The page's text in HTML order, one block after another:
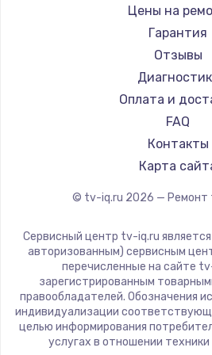
Замена
1600 руб.
Ремонт разъема
880 руб.
Заказать
Замена
Заказать
Замена
2600 руб.
Заказать
Daewoo
Centek
Telefunken
Hyundai
Doffler
Hiper
Grundig
HITACHI
Yandex
National
iFFALCON
Tuvio
Nord
Цены на
Гарантия
Отзывы
Оплата и
FAQ
Контакты
Карта
© tv-iq.ru 2026 — Ремонт
Сервисный центр tv-iq.ru
авторизованным) сервисным
перечисленные на сайте
зарегистрированным
правообладателей. Обозначения
индивидуализации
целью информирования
услугах в отношении